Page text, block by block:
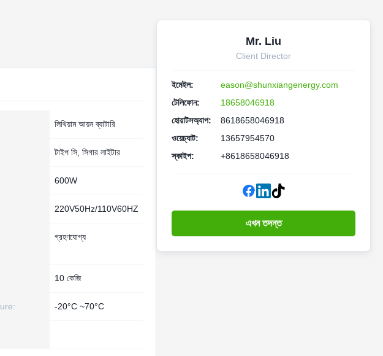
লিথিয়াম আয়ন ব্যাটারি
টাইপ সি, সিগার লাইটার
600W
220V50Hz/110V60HZ
গ্রহণযোগ্য
10 কেজি
-20°C ~70°C
Mr. Liu
Client Director
ইমেইল:
eason@shunxiangenergy.com
টেলিফোন:
18658046918
হোয়াটসঅ্যাপ:
8618658046918
ওয়েচ্যাট:
13657954570
স্কাইপ:
+8618658046918
এখন তদন্ত